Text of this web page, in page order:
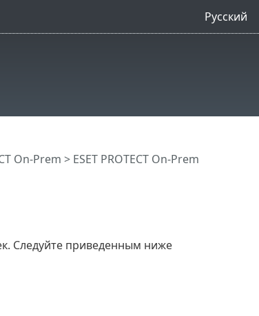
Русский
On-Prem > ESET PROTECT On-Prem
Следуйте приведенным ниже